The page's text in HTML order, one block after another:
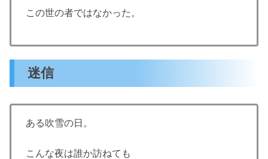
この世の者ではなかった。
迷信
ある吹雪の日。
こんな夜は誰か訪ねても